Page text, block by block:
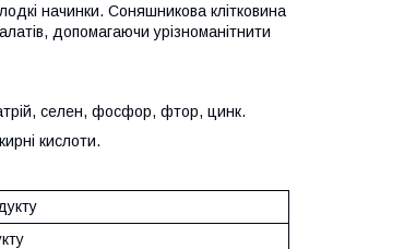
начинки. Соняшникова клітковина
допомагаючи урізноманітнити
селен, фосфор, фтор, цинк.
кислоти.